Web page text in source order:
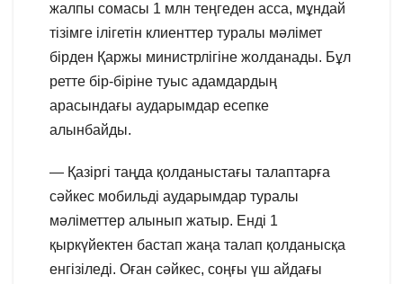
жалпы сомасы 1 млн теңгеден асса, мұндай
тізімге ілігетін клиенттер туралы мәлімет
бірден Қаржы министрлігіне жолданады. Бұл
ретте бір-біріне туыс адамдардың
арасындағы аударымдар есепке
алынбайды.
— Қазіргі таңда қолданыстағы талаптарға
сәйкес мобильді аударымдар туралы
мәліметтер алынып жатыр. Енді 1
қыркүйектен бастап жаңа талап қолданысқа
енгізіледі. Оған сәйкес, соңғы үш айдағы